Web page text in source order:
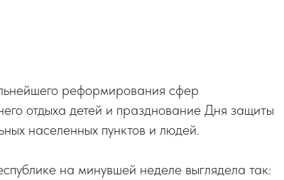
реформирования сфер
отдыха детей и празднование Дня защиты
населенных пунктов и людей.
на минувшей неделе выглядела так: